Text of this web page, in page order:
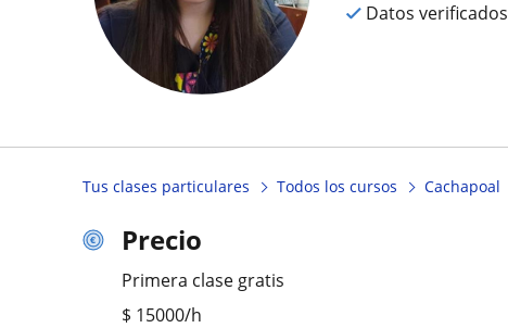
Datos verificados
Tus clases particulares Todos los cursos Cachapoal
Precio
Primera clase gratis
$ 15000/h